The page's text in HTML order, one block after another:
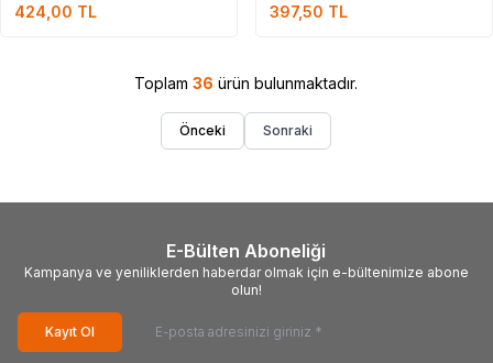
424,00 TL 397,50 TL
Toplam36 ürün bulunmaktadır.
Önceki Sonraki
E-Bülten Aboneliği
Kampanya ve yeniliklerden haberdar olmak için e-bültenimize abone
olun!
Kayıt Ol